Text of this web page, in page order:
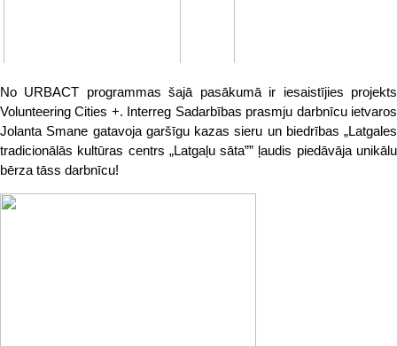
No URBACT programmas šajā pasākumā ir iesaistījies projekts
Volunteering Cities +. Interreg Sadarbības prasmju darbnīcu ietvaros
Jolanta Smane gatavoja garšīgu kazas sieru un biedrības „Latgales
tradicionālās kultūras centrs „Latgaļu sāta”” ļaudis piedāvāja unikālu
bērza tāss darbnīcu!